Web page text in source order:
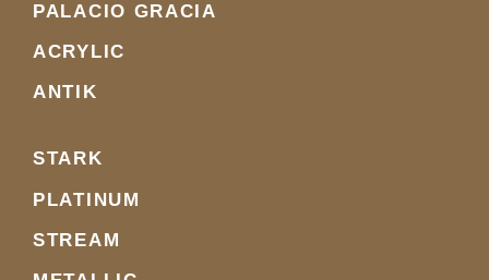
PALACIO GRACIA
ACRYLIC
ANTIK
STARK
PLATINUM
STREAM